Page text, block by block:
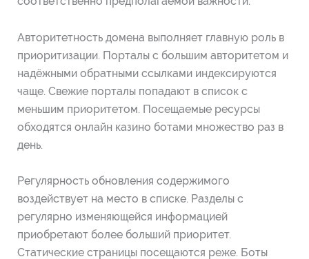
Авторитетность домена выполняет главную роль в
приоритизации. Порталы с большим авторитетом и
надёжными обратными ссылками индексируются
чаще. Свежие порталы попадают в список с
меньшим приоритетом. Посещаемые ресурсы
обходятся онлайн казино ботами множество раз в
день.
Регулярность обновления содержимого
воздействует на место в списке. Разделы с
регулярно изменяющейся информацией
приобретают более больший приоритет.
Статические страницы посещаются реже. Боты